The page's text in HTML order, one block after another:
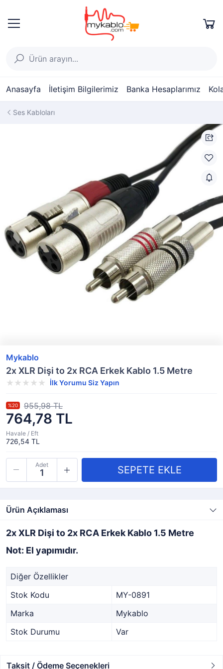
Anasayfa İletişim Bilgilerimiz Banka Hesaplarımız
Ses Kabloları
Mykablo
2x XLR Dişi to 2x RCA Erkek Kablo 1.5 Metre
İlk Yorumu Siz Yapın
764,78 TL
%20 955,98 TL
Havale / Eft
726,54 TL
Adet
Ürün Açıklaması
2x XLR Dişi to 2x RCA Erkek Kablo 1.5 Metre
Not: El yapımıdır.
Diğer Özellikler
Stok Kodu
MY-0891
Marka
Mykablo
Stok Durumu
Var
Taksit / Ödeme Seçenekleri